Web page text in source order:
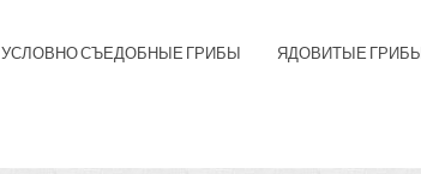
УСЛОВНО СЪЕДОБНЫЕ ГРИБЫ ЯДОВИТЫЕ ГРИБЫ